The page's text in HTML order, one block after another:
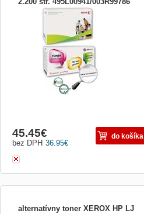
HP CP1215 / 1515 / 1518 / CM1312 black
36.95€
bez DPH
45.45€ do košíka
alternatívny toner XEROX HP LJ